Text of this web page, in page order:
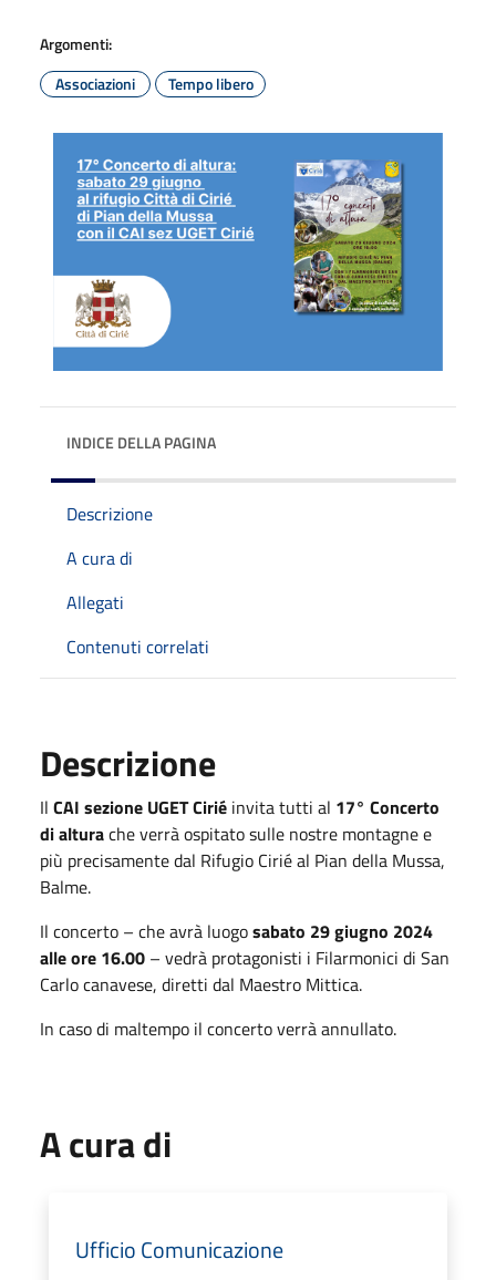
Argomenti:
Associazioni
Tempo libero
INDICE DELLA PAGINA
Descrizione
A cura di
Allegati
Contenuti correlati
Descrizione
Il CAI sezione UGET Cirié invita tutti al 17° Concerto
di alturache verrà ospitato sulle nostre montagne e
più precisamente dal Rifugio Cirié al Pian della Mussa,
Balme.
Il concerto – che avrà luogosabato 29 giugno 2024
alle ore 16.00 – vedrà protagonisti i Filarmonici di San
Carlo canavese, diretti dal Maestro Mittica.
In caso di maltempo il concerto verrà annullato.
A cura di
Ufficio Comunicazione